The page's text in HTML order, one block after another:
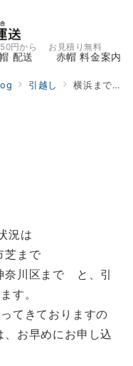
円から お見積り無料
配送 赤帽 料金案内
引越し 横浜までの引越しです
況は
芝まで
奈川区まで と、引
す。
てきておりますの
お早めにお申し込